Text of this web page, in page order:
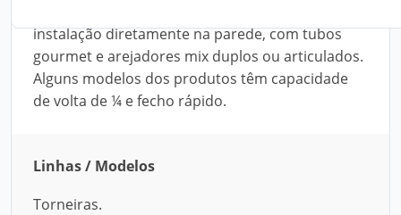
instalação diretamente na parede, com tubos
gourmet e arejadores mix duplos ou articulados.
Alguns modelos dos produtos têm capacidade
de volta de ¼ e fecho rápido.
Linhas / Modelos
Torneiras.